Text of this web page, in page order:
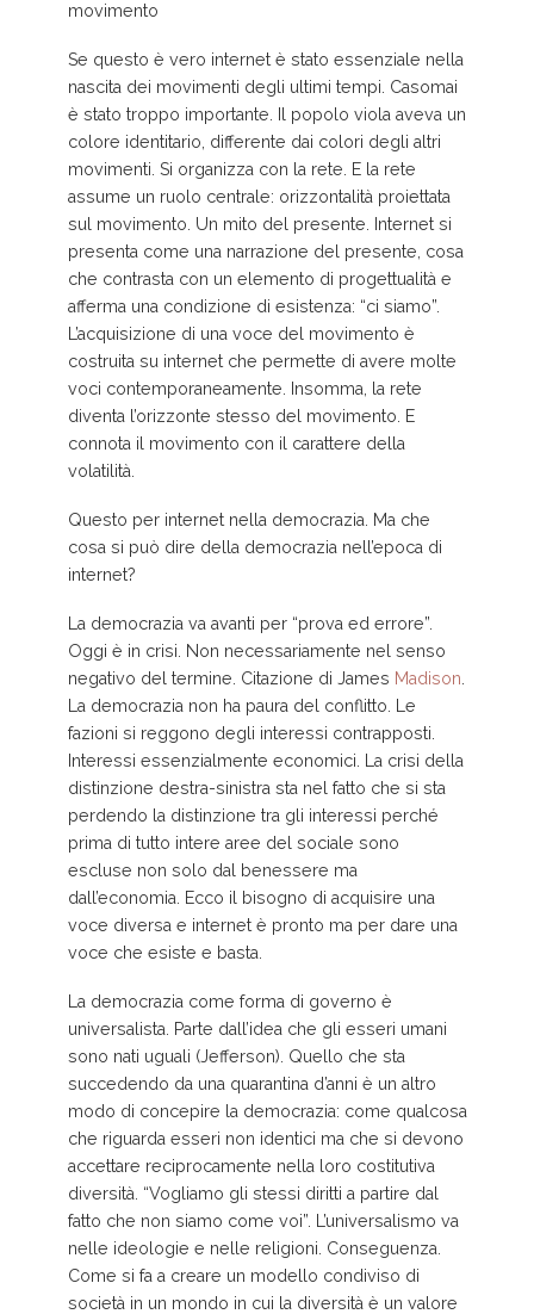
movimento
Se questo è vero internet è stato essenziale nella
nascita dei movimenti degli ultimi tempi. Casomai
è stato troppo importante. Il popolo viola aveva un
colore identitario, differente dai colori degli altri
movimenti. Si organizza con la rete. E la rete
assume un ruolo centrale: orizzontalità proiettata
sul movimento. Un mito del presente. Internet si
presenta come una narrazione del presente, cosa
che contrasta con un elemento di progettualità e
afferma una condizione di esistenza: “ci siamo”.
L’acquisizione di una voce del movimento è
costruita su internet che permette di avere molte
voci contemporaneamente. Insomma, la rete
diventa l’orizzonte stesso del movimento. E
connota il movimento con il carattere della
volatilità.
Questo per internet nella democrazia. Ma che
cosa si può dire della democrazia nell’epoca di
internet?
La democrazia va avanti per “prova ed errore”.
Oggi è in crisi. Non necessariamente nel senso
negativo del termine. Citazione di James Madison
La democrazia non ha paura del conflitto. Le
fazioni si reggono degli interessi contrapposti.
Interessi essenzialmente economici. La crisi della
distinzione destra-sinistra sta nel fatto che si sta
perdendo la distinzione tra gli interessi perché
prima di tutto intere aree del sociale sono
escluse non solo dal benessere ma
dall’economia. Ecco il bisogno di acquisire una
voce diversa e internet è pronto ma per dare una
voce che esiste e basta.
La democrazia come forma di governo è
universalista. Parte dall’idea che gli esseri umani
sono nati uguali (Jefferson). Quello che sta
succedendo da una quarantina d’anni è un altro
modo di concepire la democrazia: come qualcosa
che riguarda esseri non identici ma che si devono
accettare reciprocamente nella loro costitutiva
diversità. “Vogliamo gli stessi diritti a partire dal
fatto che non siamo come voi”. L’universalismo va
nelle ideologie e nelle religioni. Conseguenza.
Come si fa a creare un modello condiviso di
società in un mondo in cui la diversità è un valore